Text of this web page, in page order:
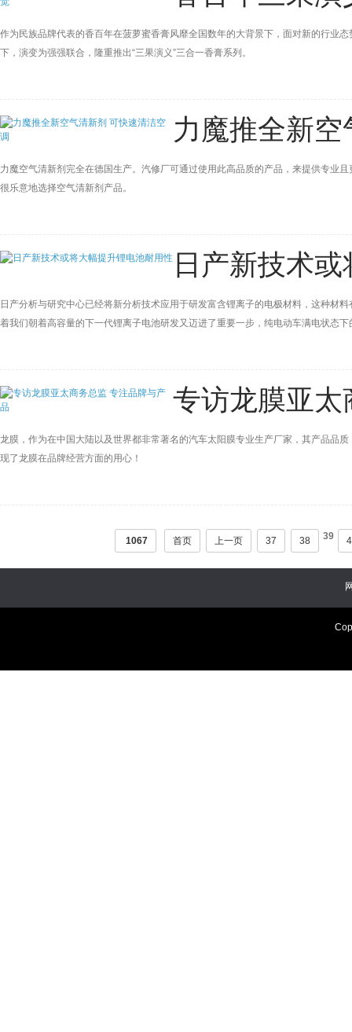
作为民族品牌代表的香百年在菠萝蜜香膏风靡全国数年的大背景下，面对新的行业
下，演变为强强联合，隆重推出“三果演义”三合一香膏系列。
力魔推全新
力魔空气清新剂完全在德国生产。汽修厂可通过使用此高品质的产品，来提供专业
很乐意地选择空气清新剂产品。
日产新技术
日产分析与研究中心已经将新分析技术应用于研发富含锂离子的电极材料，这种材
着我们朝着高容量的下一代锂离子电池研发又迈进了重要一步，纯电动车满电状态下
专访龙膜亚
龙膜，作为在中国大陆以及世界都非常著名的汽车太阳膜专业生产厂家，其产品品
现了龙膜在品牌经营方面的用心！
1067 首页 上一页 37 38 39